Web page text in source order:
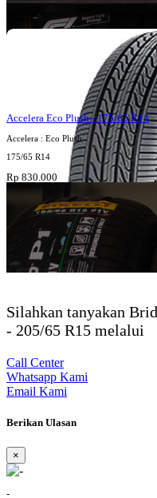
Accelera Eco Plush - 175/65 R14
Accelera : Eco Plush
175/65 R14
Rp 830.000
Silahkan tanyakan
- 205/65 R15 melalui
Call Center
Whatsapp Kami
Email Kami
Berikan Ulasan
×
-